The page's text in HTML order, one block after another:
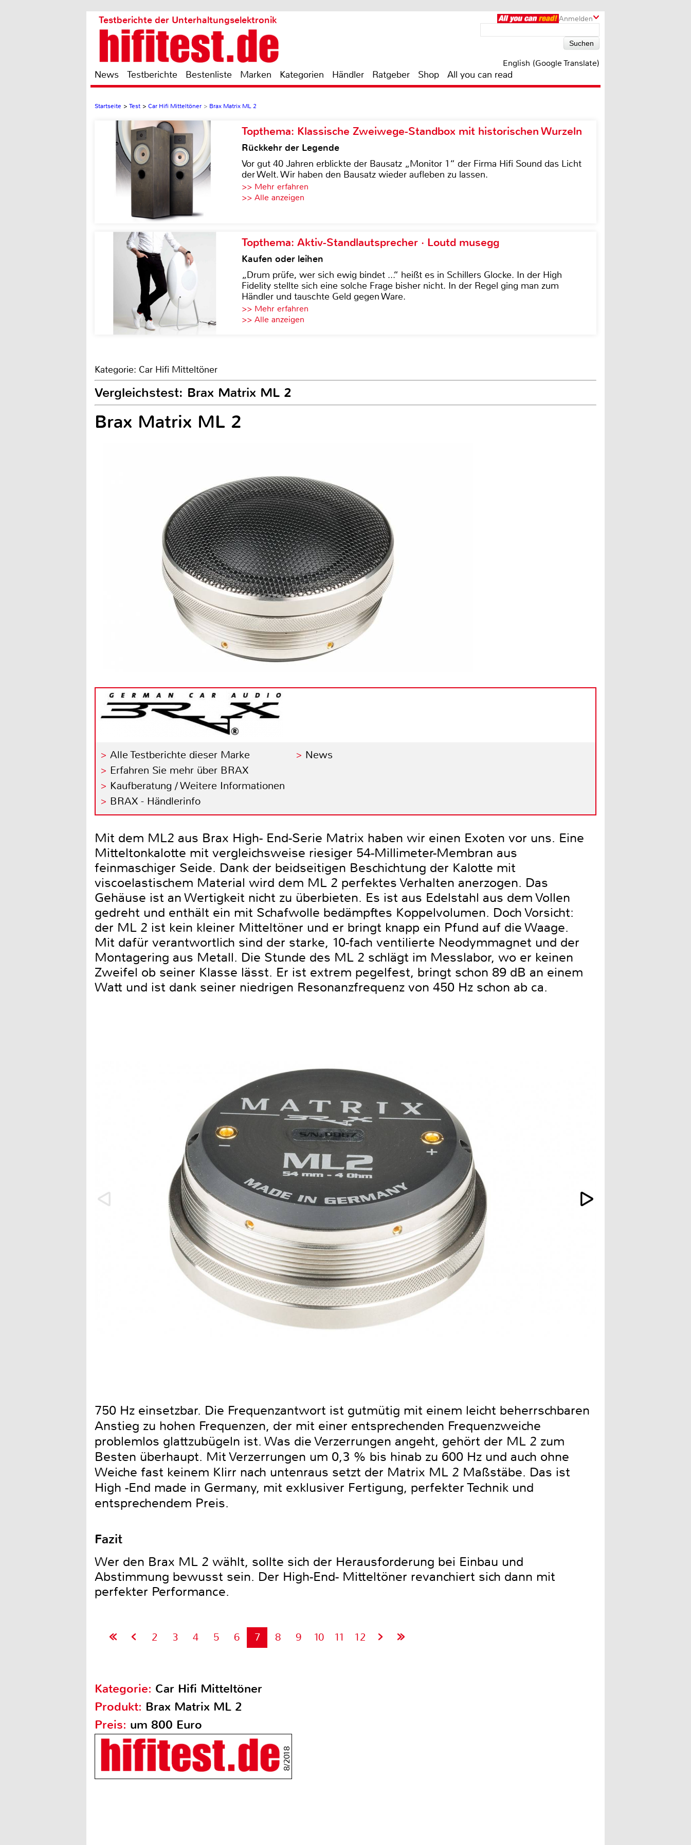
Anmelden
Testberichte der Unterhaltungselektronik
English (Google Translate)
News Testberichte Bestenliste Marken Kategorien Händler Ratgeber Shop All you can read
Startseite > Test > Car Hifi Mitteltöner > Brax Matrix ML 2
Topthema: Klassische Zweiwege-Standbox mit historischen Wurzeln
Rückkehr der Legende
Vor gut 40 Jahren erblickte der Bausatz „Monitor 1“ der Firma Hifi Sound das Licht
der Welt. Wir haben den Bausatz wieder aufleben zu lassen.
>> Mehr erfahren
>> Alle anzeigen
Topthema: Aktiv-Standlautsprecher · Loutd musegg
Kaufen oder leihen
„Drum prüfe, wer sich ewig bindet ...“ heißt es in Schillers Glocke. In der High
Fidelity stellte sich eine solche Frage bisher nicht. In der Regel ging man zum
Händler und tauschte Geld gegen Ware.
>> Mehr erfahren
>> Alle anzeigen
Kategorie: Car Hifi Mitteltöner
Vergleichstest: Brax Matrix ML 2
Brax Matrix ML 2
Alle Testberichte dieser Marke
Erfahren Sie mehr über BRAX
Kaufberatung / Weitere Informationen
BRAX - Händlerinfo
News
Mit dem ML2 aus Brax High- End-Serie Matrix haben wir einen Exoten vor uns. Eine
Mitteltonkalotte mit vergleichsweise riesiger 54-Millimeter-Membran aus
feinmaschiger Seide. Dank der beidseitigen Beschichtung der Kalotte mit
viscoelastischem Material wird dem ML 2 perfektes Verhalten anerzogen. Das
Gehäuse ist an Wertigkeit nicht zu überbieten. Es ist aus Edelstahl aus dem Vollen
gedreht und enthält ein mit Schafwolle bedämpftes Koppelvolumen. Doch Vorsicht:
der ML 2 ist kein kleiner Mitteltöner und er bringt knapp ein Pfund auf die Waage.
Mit dafür verantwortlich sind der starke, 10-fach ventilierte Neodymmagnet und der
Montagering aus Metall. Die Stunde des ML 2 schlägt im Messlabor, wo er keinen
Zweifel ob seiner Klasse lässt. Er ist extrem pegelfest, bringt schon 89 dB an einem
Watt und ist dank seiner niedrigen Resonanzfrequenz von 450 Hz schon ab ca.
750 Hz einsetzbar. Die Frequenzantwort ist gutmütig mit einem leicht beherrschbaren
Anstieg zu hohen Frequenzen, der mit einer entsprechenden Frequenzweiche
problemlos glattzubügeln ist. Was die Verzerrungen angeht, gehört der ML 2 zum
Besten überhaupt. Mit Verzerrungen um 0,3 % bis hinab zu 600 Hz und auch ohne
Weiche fast keinem Klirr nach untenraus setzt der Matrix ML 2 Maßstäbe. Das ist
High -End made in Germany, mit exklusiver Fertigung, perfekter Technik und
entsprechendem Preis.
Fazit
Wer den Brax ML 2 wählt, sollte sich der Herausforderung bei Einbau und
Abstimmung bewusst sein. Der High-End- Mitteltöner revanchiert sich dann mit
perfekter Performance.
2 3 4 5 6 7 8 9 10 11 12
Kategorie: Car Hifi Mitteltöner
Produkt: Brax Matrix ML 2
Preis: um 800 Euro
8/2018